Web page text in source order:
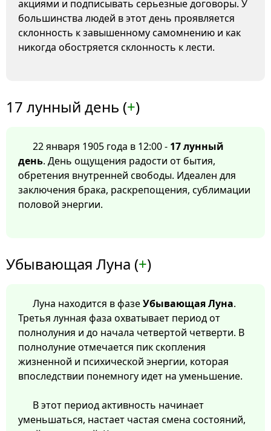
акциями и подписывать серьезные договоры. У
большинства людей в этот день проявляется
склонность к завышенному самомнению и как
никогда обостряется склонность к лести.
17 лунный день (+)
22 января 1905 года в 12:00 - 17 лунный
день. День ощущения радости от бытия,
обретения внутренней свободы. Идеален для
заключения брака, раскрепощения, сублимации
половой энергии.
Убывающая Луна (+)
Луна находится в фазеУбывающая Луна.
Третья лунная фаза охватывает период от
полнолуния и до начала четвертой четверти. В
полнолуние отмечается пик скопления
жизненной и психической энергии, которая
впоследствии понемногу идет на уменьшение.
В этот период активность начинает
уменьшаться, настает частая смена состояний,